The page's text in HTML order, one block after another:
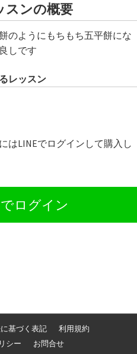
スンの概要
のようにもちもち五平餅にな
しです
レッスン
はLINEでログインして購入し
でログイン
基づく表記
利用規約
シー
お問合せ